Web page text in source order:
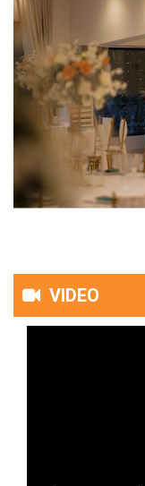
VIDEO